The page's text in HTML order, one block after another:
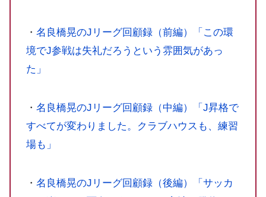
・ 名良橋晃のJリーグ回顧録（前編）「この環
境でJ参戦は失礼だろうという雰囲気があっ
た」
・ 名良橋晃のJリーグ回顧録（中編）「J昇格で
すべてが変わりました。クラブハウスも、練習
場も」
・ 名良橋晃のJリーグ回顧録（後編）「サッカ